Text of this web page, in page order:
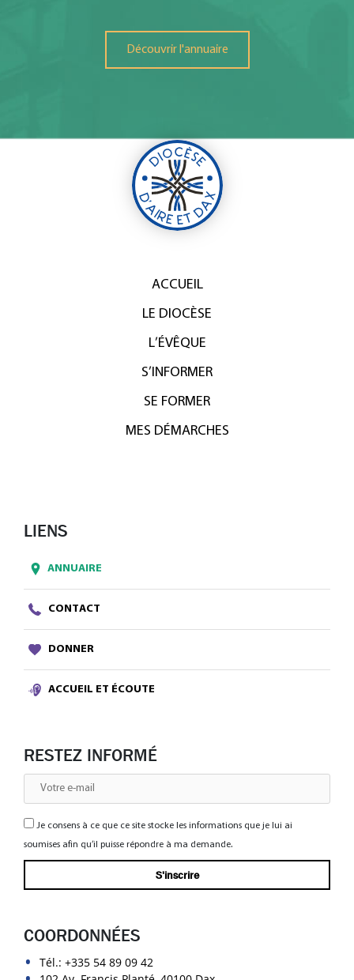
Découvrir l'annuaire
ACCUEIL
LE DIOCÈSE
L’ÉVÊQUE
S’INFORMER
SE FORMER
MES DÉMARCHES
LIENS
ANNUAIRE
CONTACT
DONNER
ACCUEIL ET ÉCOUTE
RESTEZ INFORMÉ
Je consens à ce que ce site stocke les informations que je lui ai
soumises afin qu’il puisse répondre à ma demande.
COORDONNÉES
Tél.: +335 54 89 09 42